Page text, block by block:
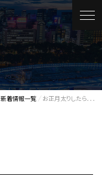
新着情報一覧 お正月太りしたら．．．